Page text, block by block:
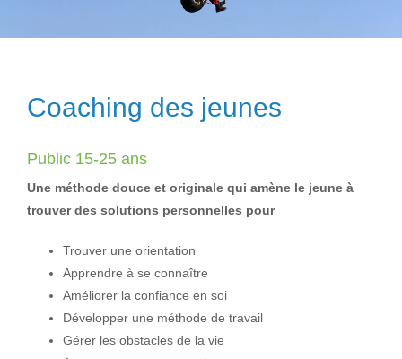
Coaching des jeunes
Public 15-25 ans
Une méthode douce et originale qui amène le jeune à
trouver des solutions personnelles pour
Trouver une orientation
Apprendre à se connaître
Améliorer la confiance en soi
Développer une méthode de travail
Gérer les obstacles de la vie